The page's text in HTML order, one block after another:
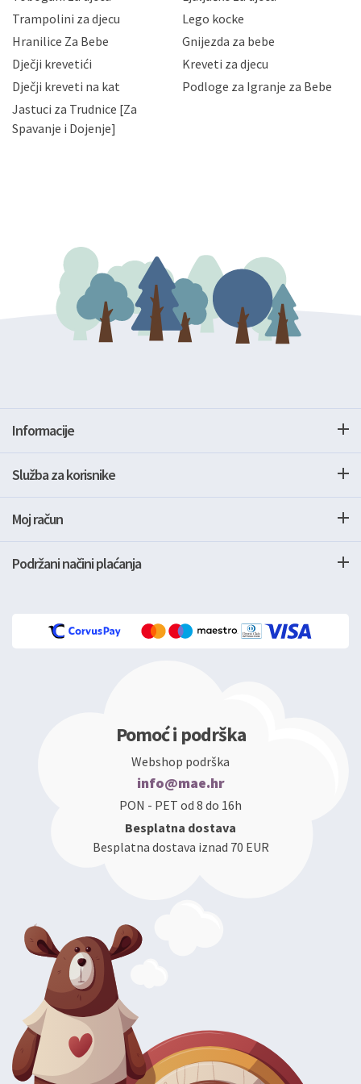
zaposlenicima kojima su isti potrebni radi provedbe
slučajevima koji su dozvoljeni zakonima. Napominjemo
da možete u svako doba, u potpunosti ili djelomice,
zatražiti prestanak aktivnosti obrade Vaših osobnih
podataka. Opoziv privole možete podnijeti poštom na
gore navedenu adresu ili e-mailom na adresu:
Trampolini za djecu
Lego kocke
Hranilice Za Bebe
Gnijezda za bebe
Dječji krevetići
Kreveti za djecu
Dječji kreveti na kat
Podloge za Igranje za Bebe
Jastuci za Trudnice [Za
Spavanje i Dojenje]
Informacije
Služba za korisnike
Moj račun
Podržani načini plaćanja
Pomoć i podrška
Webshop podrška
info@mae.hr
PON - PET od 8 do 16h
Besplatna dostava
Besplatna dostava iznad 70 EUR